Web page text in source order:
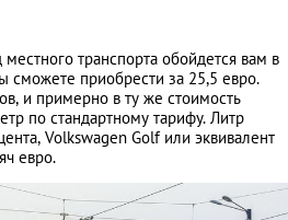
транспорта обойдется вам в
сможете приобрести за 25,5 евро.
и примерно в ту же стоимость
по стандартному тарифу. Литр
Volkswagen Golf или эквивалент
евро.